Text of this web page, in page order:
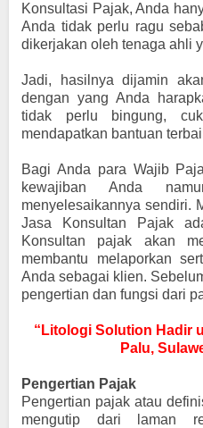
Konsultasi Pajak, Anda
Anda tidak perlu ragu
dikerjakan oleh tenaga ahli
Jadi, hasilnya dijamin
dengan yang Anda
tidak perlu bingung,
mendapatkan bantuan
Bagi Anda para Wajib
kewajiban Anda
menyelesaikannya sendiri.
Jasa Konsultan Pajak
Konsultan pajak akan
membantu melaporkan
Anda sebagai klien.
pengertian dan fungsi dari
“Litologi Solution Hadir
Palu,
Pengertian Pajak
Pengertian pajak atau
mengutip dari laman